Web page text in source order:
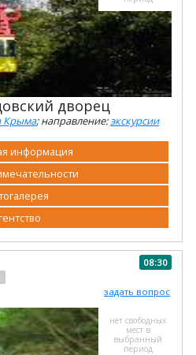
дворец
Крыма; направление:экскурсии
информация
08:30
задать вопрос
нет свободных
мест в
выбранный
период